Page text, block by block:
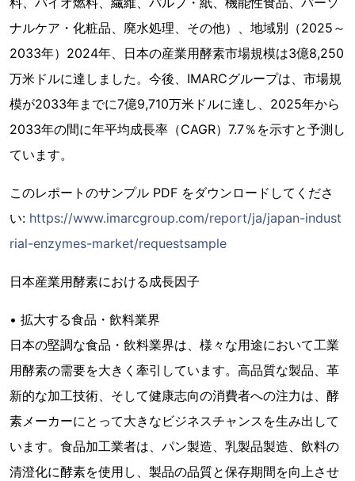
ナルケア・化粧品、廃水処理、その他）、地域別（2025～
2033年）2024年、日本の産業用酵素市場規模は3億8,250
万米ドルに達しました。今後、IMARCグループは、市場規
模が2033年までに7億9,710万米ドルに達し、2025年から
2033年の間に年平均成長率（CAGR）7.7％を示すと予測し
ています。
このレポートのサンプル PDF をダウンロードしてくださ
い: https://www.imarcgroup.com/report/ja/japan-indust
rial-enzymes-market/requestsample
日本産業用酵素における成長因子
• 拡大する食品・飲料業界
日本の堅調な食品・飲料業界は、様々な用途において工業
用酵素の需要を大きく牽引しています。高品質な製品、革
新的な加工技術、そして健康志向の消費者への注力は、酵
素メーカーにとって大きなビジネスチャンスを生み出して
います。食品加工業者は、パン製造、乳製品製造、飲料の
清澄化に酵素を使用し、製品の品質と保存期間を向上させ